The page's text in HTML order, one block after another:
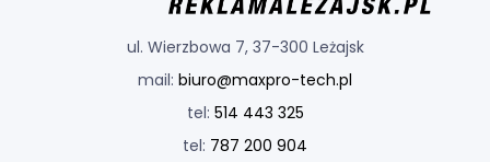
ul. Wierzbowa 7, 37-300 Leżajsk
mail: biuro@maxpro-tech.pl
tel: 514 443 325
tel: 787 200 904